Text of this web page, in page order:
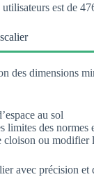
est de
dimensions
au sol
limites des normes
cloison ou modifier
avec précision